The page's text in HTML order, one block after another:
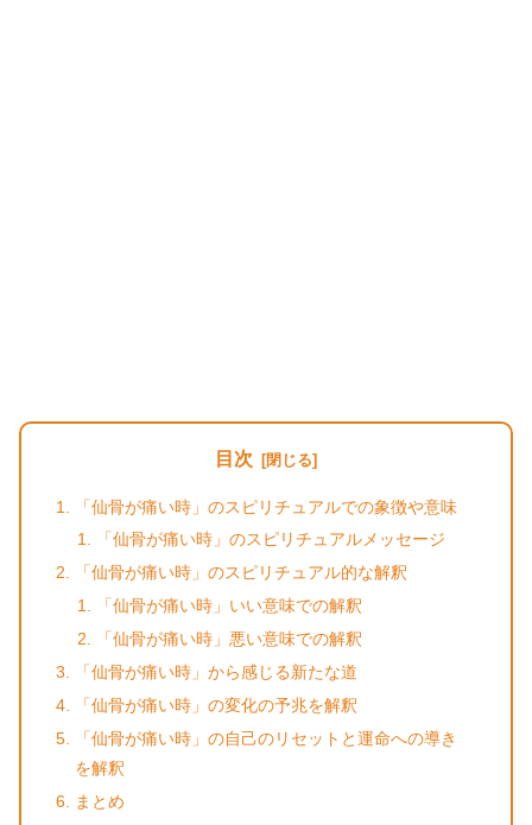
目次
「仙骨が痛い時」のスピリチュアルでの象徴や意味
「仙骨が痛い時」のスピリチュアルメッセージ
「仙骨が痛い時」のスピリチュアル的な解釈
「仙骨が痛い時」いい意味での解釈
「仙骨が痛い時」悪い意味での解釈
「仙骨が痛い時」から感じる新たな道
「仙骨が痛い時」の変化の予兆を解釈
「仙骨が痛い時」の自己のリセットと運命への導き
を解釈
まとめ